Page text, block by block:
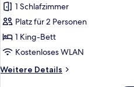
Resort
credit
Night)
für
Villa,
eigener
Pool
(THB
1,500
1 Schlafzimmer
Platz für 2 Personen
1 King-Bett
Kostenloses WLAN
Weitere Details
Weitere